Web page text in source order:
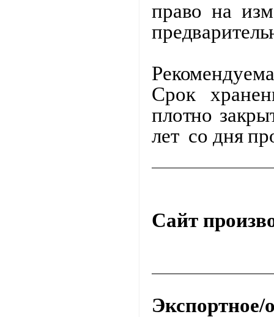
право на
Срок
плотно
лет со дня
Сайт
Экспортное/